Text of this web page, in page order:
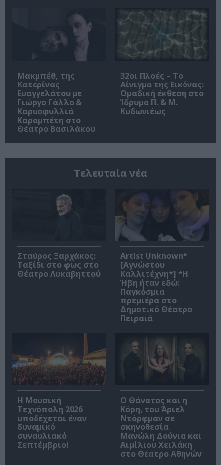
Μακμπέθ, της
Κατερίνας
Ευαγγελάτου με
Γιώργο Γάλλο &
Καρυοφυλλιά
Καραμπέτη στο
Θέατρο Βασιλάκου
32οι Πλοές – Το
Αίνιγμα της Εικόνας:
Ομαδική έκθεση στο
Ίδρυμα Π. & Μ.
Κυδωνιέως
Τελευταία νέα
Σταύρος Ξαρχάκος:
Ταξίδι στο φως στο
Θέατρο Λυκαβηττού
Artist Unknown*
[Αγνώστου
Καλλιτέχνη*] *Η
Ήβη ήταν εδώ:
Παγκόσμια
πρεμιέρα στο
Δημοτικό Θέατρο
Πειραιά
Η Μουσική
Τεχνόπολη 2026
υποδέχεται έναν
δυναμικό
συναυλιακό
Σεπτέμβριο!
Ο Θάνατος και η
Κόρη, του Άριελ
Ντόρφμαν σε
σκηνοθεσία
Μανώλη Δούνια και
Αιμίλιου Χειλάκη
στο Θέατρο Αθηνών